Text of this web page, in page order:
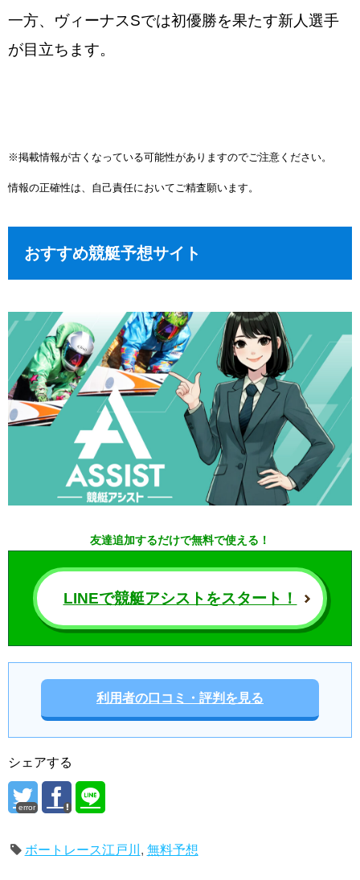
一方、ヴィーナスSでは初優勝を果たす新人選手
が目立ちます。
※掲載情報が古くなっている可能性がありますのでご注意ください。
情報の正確性は、自己責任においてご精査願います。
おすすめ競艇予想サイト
友達追加するだけで無料で使える！
LINEで競艇アシストをスタート！
利用者の口コミ・評判を見る
シェアする
error
ボートレース江戸川 , 無料予想